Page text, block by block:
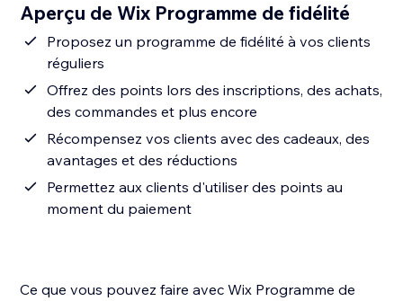
Aperçu de Wix Programme de fidélité
Proposez un programme de fidélité à vos clients
réguliers
Offrez des points lors des inscriptions, des achats,
des commandes et plus encore
Récompensez vos clients avec des cadeaux, des
avantages et des réductions
Permettez aux clients d'utiliser des points au
moment du paiement
Ce que vous pouvez faire avec Wix Programme de